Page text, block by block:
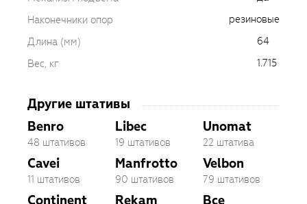
Наконечники опор
резиновые
Длина (мм)
64
Вес, кг
1.715
Другие штативы
Benro
48 штативов
Cavei
11 штативов
Continent
Libec
19 штативов
Manfrotto
90 штативов
Rekam
Unomat
22 штатива
Velbon
79 штативов
Все